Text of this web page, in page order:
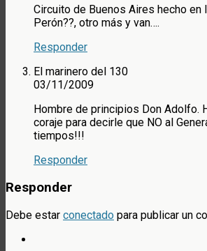
Circuito de Buenos Aires hecho en
Perón??, otro más y van….
Responder
El marinero del 130
03/11/2009
Hombre de principios Don Adolfo.
coraje para decirle que NO al
tiempos!!!
Responder
Responder
Debe estar conectado para publicar un